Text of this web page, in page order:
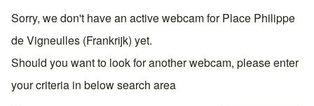
Sorry, we don't have an active webcam for Place Philippe
de Vigneulles (Frankrijk) yet.
Should you want to look for another webcam, please enter
your criteria in below search area